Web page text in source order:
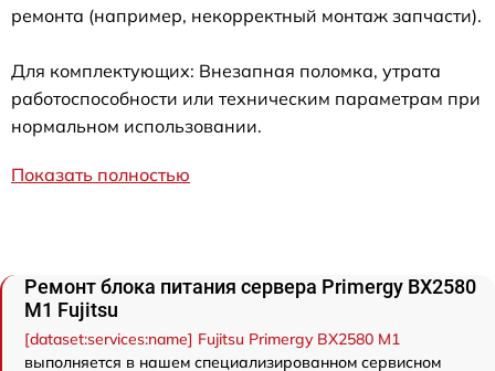
ремонта (например, некорректный монтаж запчасти).
Для комплектующих: Внезапная поломка, утрата
работоспособности или техническим параметрам при
нормальном использовании.
Показать полностью
Ремонт блока питания сервера Primergy BX2580
M1 Fujitsu
[dataset:services:name] Fujitsu Primergy BX2580 M1
выполняется в нашем специализированном сервисном